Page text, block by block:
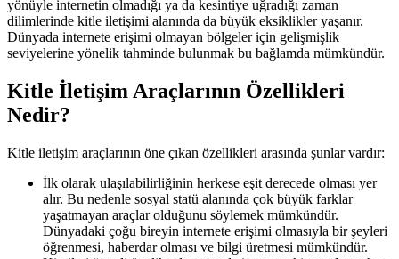
yönüyle internetin olmadığı ya da kesintiye uğradığı zaman
dilimlerinde kitle iletişimi alanında da büyük eksiklikler yaşanır.
Dünyada internete erişimi olmayan bölgeler için gelişmişlik
seviyelerine yönelik tahminde bulunmak bu bağlamda mümkündür.
Kitle İletişim Araçlarının Özellikleri
Nedir?
Kitle iletişim araçlarının öne çıkan özellikleri arasında şunlar vardır:
İlk olarak ulaşılabilirliğinin herkese eşit derecede olması yer
alır. Bu nedenle sosyal statü alanında çok büyük farklar
yaşatmayan araçlar olduğunu söylemek mümkündür.
Dünyadaki çoğu bireyin internete erişimi olmasıyla bir şeyleri
öğrenmesi, haberdar olması ve bilgi üretmesi mümkündür.